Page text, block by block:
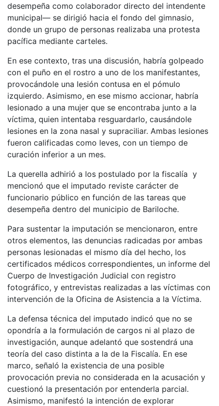
desempeña como colaborador directo del intendente
municipal— se dirigió hacia el fondo del gimnasio,
donde un grupo de personas realizaba una protesta
pacífica mediante carteles.
En ese contexto, tras una discusión, habría golpeado
con el puño en el rostro a uno de los manifestantes,
provocándole una lesión contusa en el pómulo
izquierdo. Asimismo, en ese mismo accionar, habría
lesionado a una mujer que se encontraba junto a la
víctima, quien intentaba resguardarlo, causándole
lesiones en la zona nasal y supraciliar. Ambas lesiones
fueron calificadas como leves, con un tiempo de
curación inferior a un mes.
La querella adhirió a los postulado por la fiscalía y
mencionó que el imputado reviste carácter de
funcionario público en función de las tareas que
desempeña dentro del municipio de Bariloche.
Para sustentar la imputación se mencionaron, entre
otros elementos, las denuncias radicadas por ambas
personas lesionadas el mismo día del hecho, los
certificados médicos correspondientes, un informe del
Cuerpo de Investigación Judicial con registro
fotográfico, y entrevistas realizadas a las víctimas con
intervención de la Oficina de Asistencia a la Víctima.
La defensa técnica del imputado indicó que no se
opondría a la formulación de cargos ni al plazo de
investigación, aunque adelantó que sostendrá una
teoría del caso distinta a la de la Fiscalía. En ese
marco, señaló la existencia de una posible
provocación previa no considerada en la acusación y
cuestionó la presentación por entenderla parcial.
Asimismo, manifestó la intención de explorar